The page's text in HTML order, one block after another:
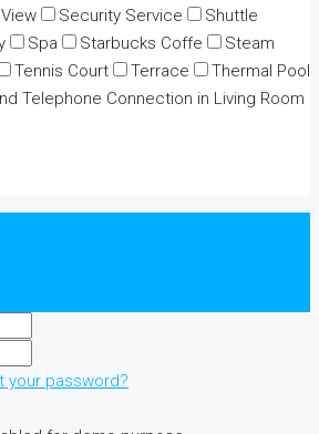
Security Service
Shuttle
Spa Starbucks Coffe
Steam
Tennis Court Terrace
Thermal Pool
Telephone Connection in Living Room
your password?